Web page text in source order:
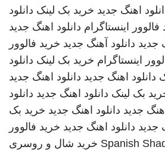
اهنگ جدید خرید بک لینک دانلود
فالوور اینستاگرام دانلود اهنگ جدید
جدید دانلود آهنگ جدید خرید فالوور
اینستاگرام خرید بک لینک دانلود
دانلود اهنگ جدید دانلود اهنگ جدید
بک لینک دانلود اهنگ جدید دانلود
جدید دانلود اهنگ جدید خرید بک
جدید دانلود اهنگ جدید خرید فالوور
Spanish خرید شال و روسری